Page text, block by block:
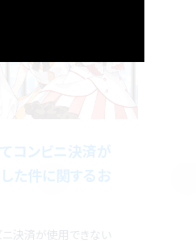
コンビニ決済が
た件に関するお
ニ決済が使用できない